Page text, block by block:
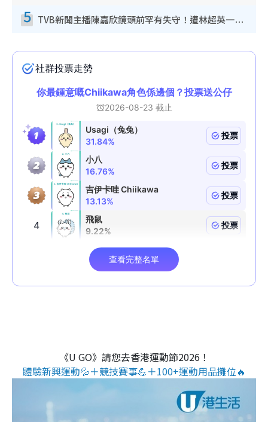
5 TVB新聞主播陳嘉欣鏡頭前罕有失守！遭林超英一句說話突襲嚇親當場大笑
《U GO》請您去香港運動節2026！
體驗新興運動💦＋競技賽事💪＋100+運動用品攤位🔥